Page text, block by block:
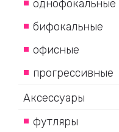
однофокальные
бифокальные
офисные
прогрессивные
Аксессуары
футляры